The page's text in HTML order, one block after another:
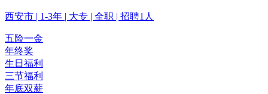
西安市 | 1-3年 | 大专 | 全职 | 招聘1人
五险一金
年终奖
生日福利
三节福利
年底双薪